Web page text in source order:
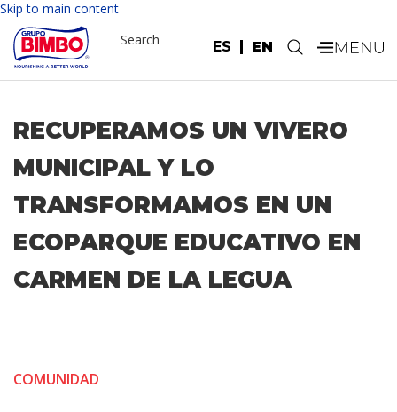
Skip to main content
ES EN
Search .
RECUPERAMOS UN VIVERO
MUNICIPAL Y LO
TRANSFORMAMOS EN UN
ECOPARQUE EDUCATIVO EN
CARMEN DE LA LEGUA
COMUNIDAD